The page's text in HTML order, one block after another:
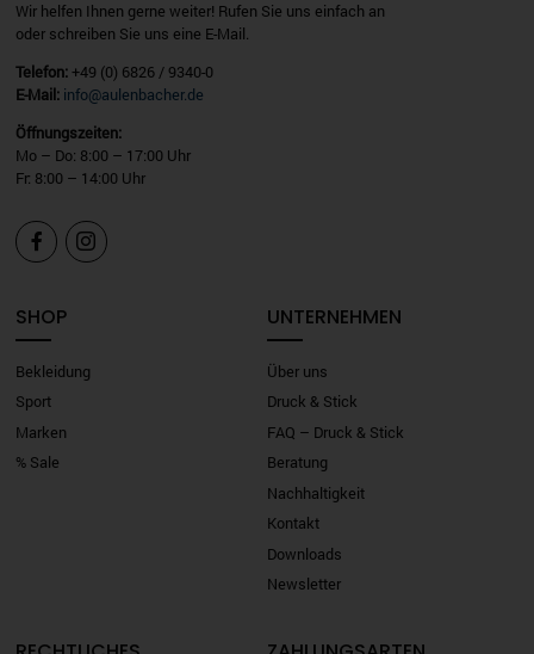
Wir helfen Ihnen gerne weiter! Rufen Sie uns einfach an
oder schreiben Sie uns eine E-Mail.
Telefon:+49 (0) 6826 / 9340-0
E-Mail: info@aulenbacher.de
Öffnungszeiten:
Mo – Do: 8:00 – 17:00 Uhr
Fr: 8:00 – 14:00 Uhr
 
SHOP
Bekleidung
Sport
Marken
% Sale
UNTERNEHMEN
Über uns
Druck & Stick
FAQ – Druck & Stick
Beratung
Nachhaltigkeit
Kontakt
Downloads
Newsletter